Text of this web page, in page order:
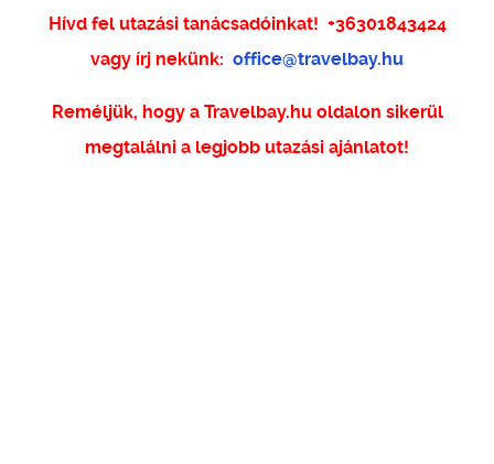
Hívd fel utazási tanácsadóinkat! +36301843424
vagy írj nekünk: office@travelbay.hu
Reméljük, hogy a Travelbay.hu oldalon sikerül
megtalálni a legjobb utazási ajánlatot!